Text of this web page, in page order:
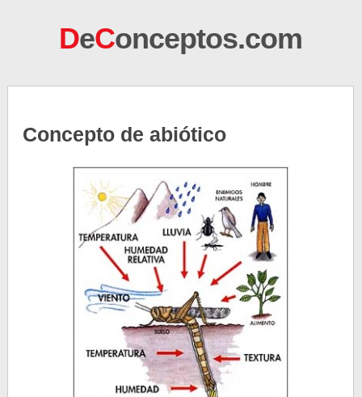
DeConceptos.com
Concepto de abiótico